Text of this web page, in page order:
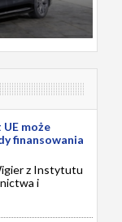
może
finansowania
z Instytutu
i